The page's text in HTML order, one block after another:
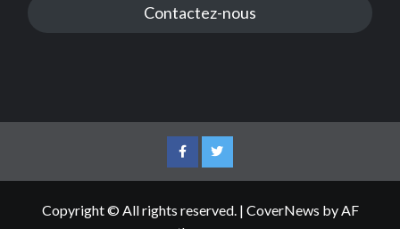
Contactez-nous
FacebookTwitter
Copyright © All rights reserved. | CoverNews by AF